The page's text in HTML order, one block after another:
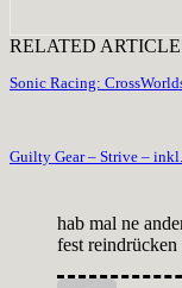
RELATED
Sonic Racing:
Guilty Gear – Strive –
hab mal ne
fest